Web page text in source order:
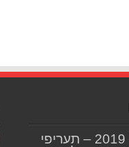
מינואר 2019 – תעריפי